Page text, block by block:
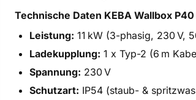
Technische Daten KEBA Wallbox P40
Leistung: 11 kW (3-phasig, 230 V,
Ladekupplung: 1 x Typ-2 (6 m
Spannung: 230 V
Schutzart: IP54 (staub- &